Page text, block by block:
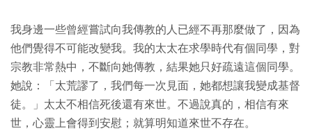
我身邊一些曾經嘗試向我傳教的人已經不再那麼做了，因為
他們覺得不可能改變我。我的太太在求學時代有個同學，對
宗教非常熱中，不斷向她傳教，結果她只好疏遠這個同學。
她說：「太荒謬了，我們每一次見面，她都想讓我變成基督
徒。」太太不相信死後還有來世。不過說真的，相信有來
世，心靈上會得到安慰；就算明知道來世不存在。